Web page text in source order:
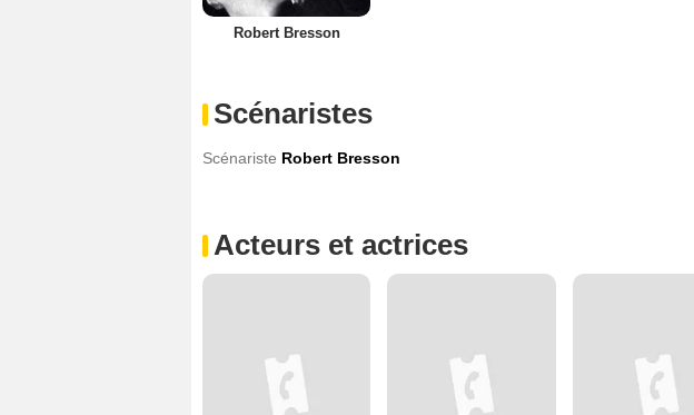
Robert Bresson
Scénaristes
Scénariste Robert Bresson
Acteurs et actrices